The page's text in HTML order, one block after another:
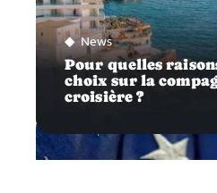
News
Pour quelles
choix sur la
croisière ?